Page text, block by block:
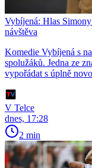
Vybíjená: Hlas
návštěva
Komedie Vybíjená s
spolužáků. Jedna ze
vypořádat s úplně
V Telce
dnes, 17:28
2 min